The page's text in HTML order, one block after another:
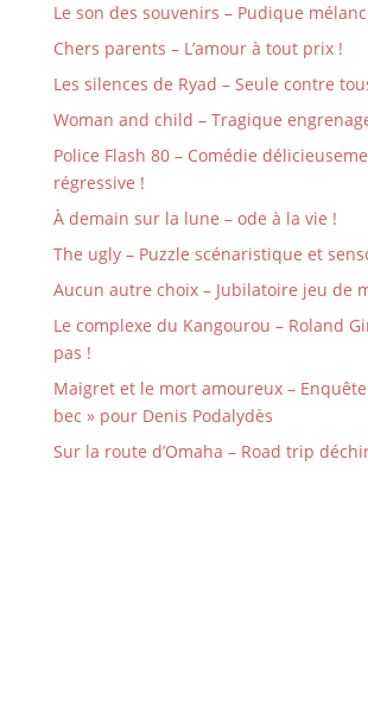
Le son des souvenirs – Pudique
Chers parents – L’amour à tout prix !
Les silences de Ryad – Seule contre
Woman and child – Tragique
Police Flash 80 – Comédie
régressive !
À demain sur la lune – ode à la vie !
The ugly – Puzzle scénaristique et
Aucun autre choix – Jubilatoire jeu de
Le complexe du Kangourou – Roland
pas !
Maigret et le mort amoureux –
bec » pour Denis Podalydès
Sur la route d’Omaha – Road trip